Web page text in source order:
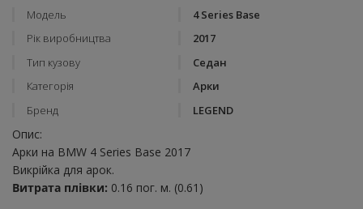
Модель
4 Series Base
Рік виробництва
2017
Тип кузову
Седан
Категорія
Арки
Бренд
LEGEND
Опис:
Арки на BMW 4 Series Base 2017
Викрійка для арок.
Витрата плівки: 0.16 пог. м. (0.61)